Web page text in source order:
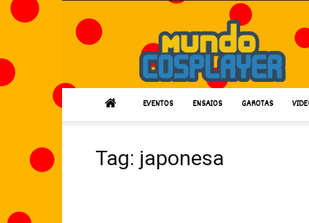
Cosplayer
EVENTOS ENSAIOS GAROTAS
Tag: japonesa